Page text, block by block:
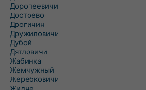
Доропеевичи
Достоево
Дрогичин
Дружиловичи
Дубой
Дятловичи
Жабинка
Жемчужный
Жеребковичи